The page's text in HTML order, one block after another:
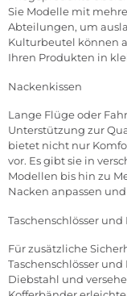
Sie Modelle mit
Abteilungen, um
Kulturbeutel können
Ihren Produkten in
Nackenkissen
Lange Flüge oder
Unterstützung zur
bietet nicht nur
vor. Es gibt sie in
Modellen bis hin zu
Nacken anpassen
Taschenschlösser
Für zusätzliche
Taschenschlösser
Diebstahl und